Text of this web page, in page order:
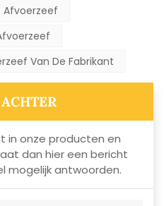
Afvoerzeef
Van De Fabrikant
in onze producten en
dan hier een bericht
mogelijk antwoorden.